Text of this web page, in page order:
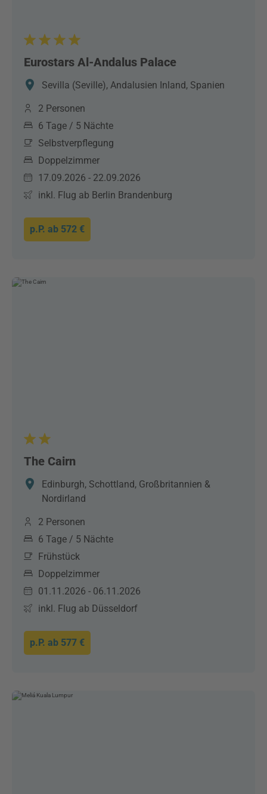
Eurostars Al-Andalus Palace
Sevilla (Seville), Andalusien Inland, Spanien
2 Personen
6 Tage / 5 Nächte
Selbstverpflegung
Doppelzimmer
17.09.2026 - 22.09.2026
inkl. Flug ab Berlin Brandenburg
p.P. ab 572 €
The Cairn
Edinburgh, Schottland, Großbritannien &
Nordirland
2 Personen
6 Tage / 5 Nächte
Frühstück
Doppelzimmer
01.11.2026 - 06.11.2026
inkl. Flug ab Düsseldorf
p.P. ab 577 €